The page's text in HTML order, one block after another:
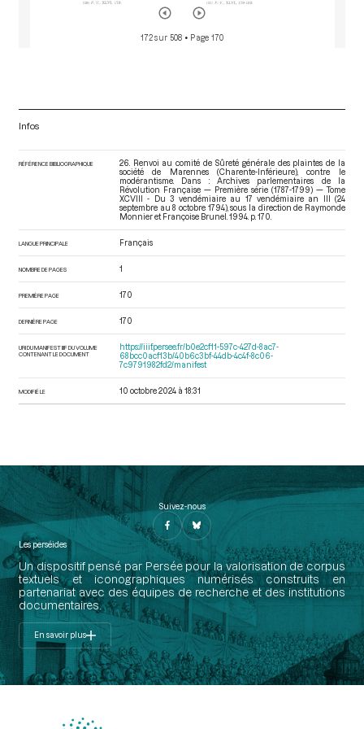
172 sur 508 • Page 170
Infos
RÉFÉRENCE BIBLIOGRAPHIQUE
26. Renvoi au comité de Sûreté générale des plaintes de la
société de Marennes (Charente-Inférieure), contre le
modérantisme. Dans : Archives parlementaires de la
Révolution Française — Première série (1787-1799) — Tome
XCVIII - Du 3 vendémiaire au 17 vendémiaire an III (24
septembre au 8 octobre 1794), sous la direction de Raymonde
Monnier et Françoise Brunel. 1994. p. 170.
LANGUE PRINCIPALE Français
NOMBRE DE PAGES 1
PREMIÈRE PAGE 170
DERNIÈRE PAGE 170
URI DU MANIFEST IIIF DU VOLUME
CONTENANT LE DOCUMENT
https://iiif.persee.fr/b0e2cf11-597c-427d-8ac7-
68bcc0acf13b/40b6c3bf-44db-4c4f-8c06-
7c9791982fd2/manifest
MODIFIÉ LE 10 octobre 2024 à 18:31
Suivez-nous
Les perséides
Un dispositif pensé par Persée pour la valorisation de corpus
textuels et iconographiques numérisés construits en
partenariat avec des équipes de recherche et des institutions
documentaires.
En savoir plus